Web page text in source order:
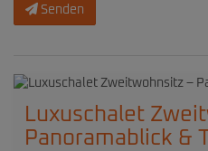
Senden
Luxuschalet
Panoramablick &